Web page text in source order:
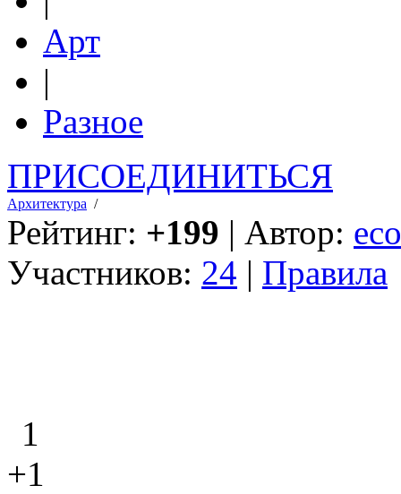
Арт
|
Разное
ПРИСОЕДИНИТЬСЯ
Архитектура /
Рейтинг: +199 | Автор:
Участников: 24 | Правила
1
+1